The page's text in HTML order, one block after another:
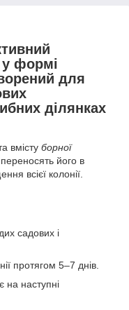
у формі
для
ділянках
вмісту борної
його в
всієї колонії.
садових і
протягом 5–7 днів.
на наступні